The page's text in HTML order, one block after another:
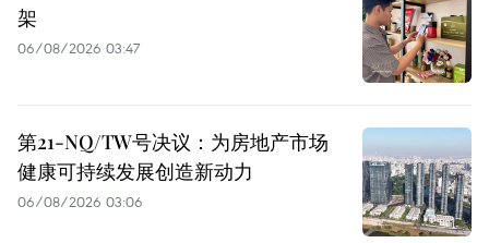
架
06/08/2026 03:47
第21-NQ/TW号决议：为房地产市场
健康可持续发展创造新动力
06/08/2026 03:06